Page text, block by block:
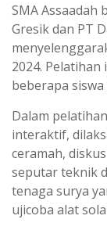
SMA Assaadah
Gresik dan PT
2024.
beberapa siswa
Dalam
interaktif,
ceramah,
seputar teknik
tenaga surya
ujicoba alat